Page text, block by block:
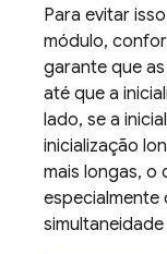
Para evitar
módulo,
garante que
até que a
lado, se a
inicialização
mais longas, o
especialmente